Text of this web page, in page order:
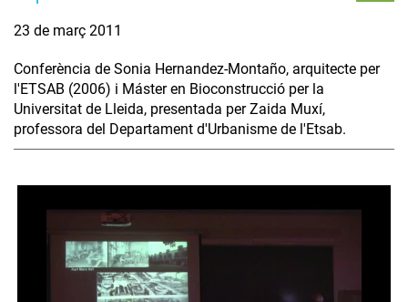
23 de març 2011
Conferència de Sonia Hernandez-Montaño, arquitecte per
l'ETSAB (2006) i Máster en Bioconstrucció per la
Universitat de Lleida, presentada per Zaida Muxí,
professora del Departament d'Urbanisme de l'Etsab.